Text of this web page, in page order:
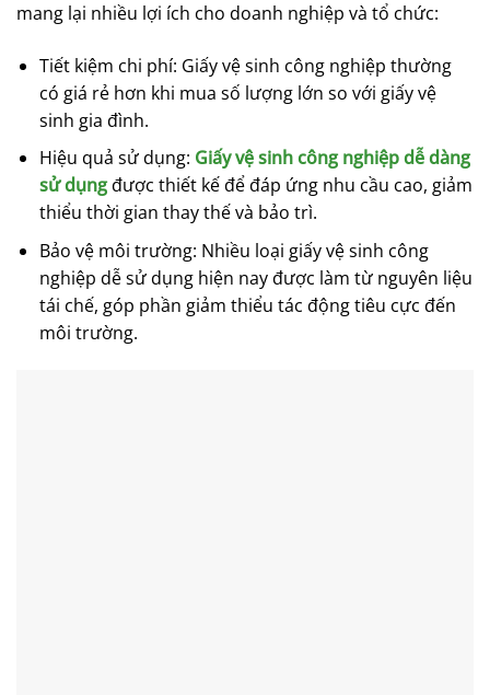
mang lại nhiều lợi ích cho doanh nghiệp và tổ chức:
Tiết kiệm chi phí: Giấy vệ sinh công nghiệp thường
có giá rẻ hơn khi mua số lượng lớn so với giấy vệ
sinh gia đình.
Hiệu quả sử dụng: Giấy vệ sinh công nghiệp dễ dàng
sử dụngđược thiết kế để đáp ứng nhu cầu cao, giảm
thiểu thời gian thay thế và bảo trì.
Bảo vệ môi trường: Nhiều loại giấy vệ sinh công
nghiệp dễ sử dụng hiện nay được làm từ nguyên liệu
tái chế, góp phần giảm thiểu tác động tiêu cực đến
môi trường.